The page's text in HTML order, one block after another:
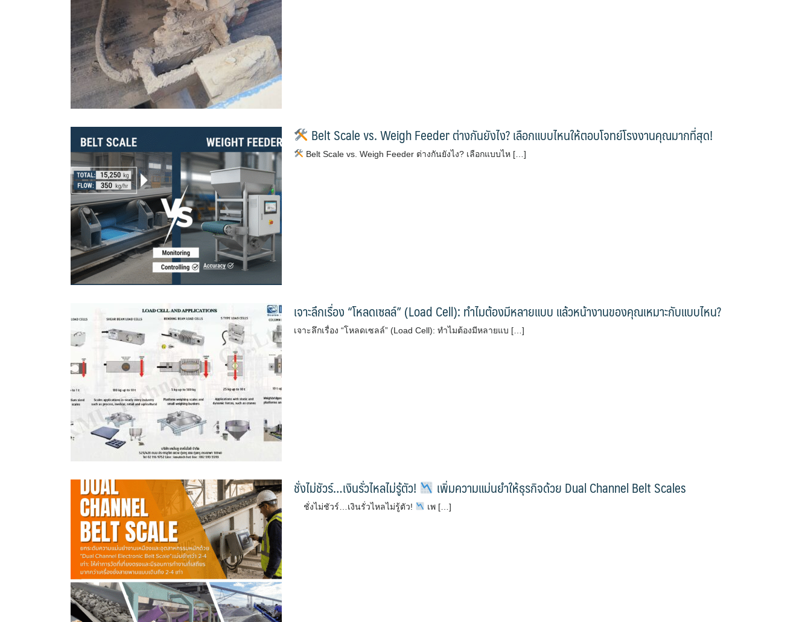
Belt Scale vs. Weigh Feeder ต่างกันยังไง? เลือกแบบไหนให้ตอบโจทย์โรงงานคุณมากที่สุด!
Belt Scale vs. Weigh Feeder ต่างกันยังไง? เลือกแบบไห […]
เจาะลึกเรื่อง “โหลดเซลล์” (Load Cell): ทำไมต้องมีหลายแบบ แล้วหน้างานของคุณเหมาะกับแบบไหน?
เจาะลึกเรื่อง “โหลดเซลล์” (Load Cell): ทำไมต้องมีหลายแบ […]
ชั่งไม่ชัวร์…เงินรั่วไหลไม่รู้ตัว! เพิ่มความแม่นยำให้ธุรกิจด้วย Dual Channel Belt Scales
ชั่งไม่ชัวร์…เงินรั่วไหลไม่รู้ตัว! เพ […]